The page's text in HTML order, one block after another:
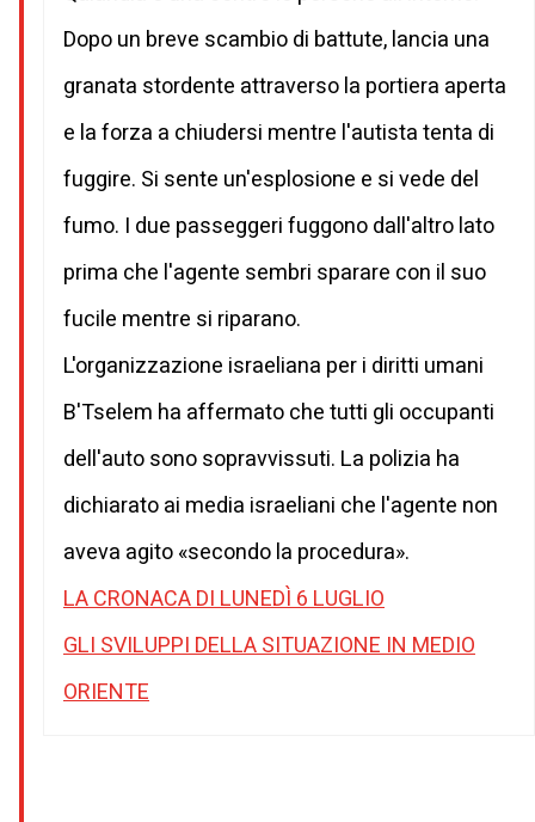
Dopo un breve scambio di battute, lancia una
granata stordente attraverso la portiera aperta
e la forza a chiudersi mentre l'autista tenta di
fuggire. Si sente un'esplosione e si vede del
fumo. I due passeggeri fuggono dall'altro lato
prima che l'agente sembri sparare con il suo
fucile mentre si riparano.
L'organizzazione israeliana per i diritti umani
B'Tselem ha affermato che tutti gli occupanti
dell'auto sono sopravvissuti. La polizia ha
dichiarato ai media israeliani che l'agente non
aveva agito «secondo la procedura».
LA CRONACA DI LUNEDÌ 6 LUGLIO
GLI SVILUPPI DELLA SITUAZIONE IN MEDIO
ORIENTE